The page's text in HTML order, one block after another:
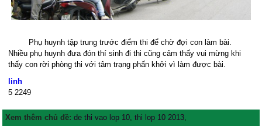
Phụ huynh tập trung trước điểm thi để chờ đợi con làm bài.
Nhiều phụ huynh đưa đón thí sinh đi thi cũng cảm thấy vui mừng khi
thấy con rời phòng thi với tâm trạng phấn khởi vì làm được bài.
linh
5 2249
Xem thêm chủ đề:de thi vao lop 10,thi lop 10 2013,